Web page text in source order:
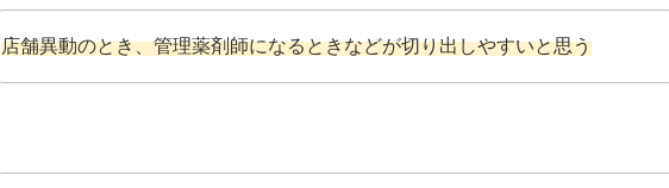
店舗異動のとき、管理薬剤師になるときなどが切り出しやすいと思う